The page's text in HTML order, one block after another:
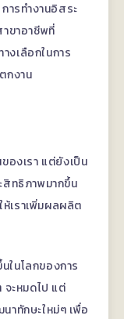
ารทำงานอิสระ
ขาอาชีพที่
งเลือกในการ
กงาน
องเรา แต่ยังเป็น
สิทธิภาพมากขึ้น
ห้เราเพิ่มผลผลิต
ในโลกของการ
จะหมดไป แต่
าทักษะใหม่ๆ เพื่อ